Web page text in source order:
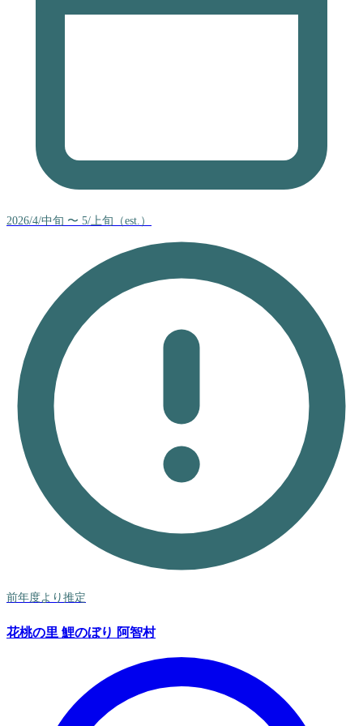
2026/4/中旬 〜 5/上旬（est.）
前年度より推定
花桃の里 鯉のぼり 阿智村